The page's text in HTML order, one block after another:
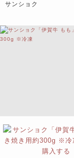
サンショク